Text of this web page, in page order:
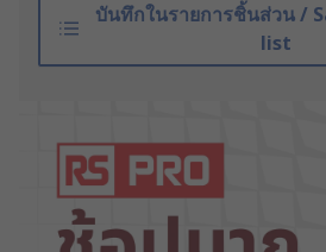
บันทึกในรายการชิ้นส่วน /
list